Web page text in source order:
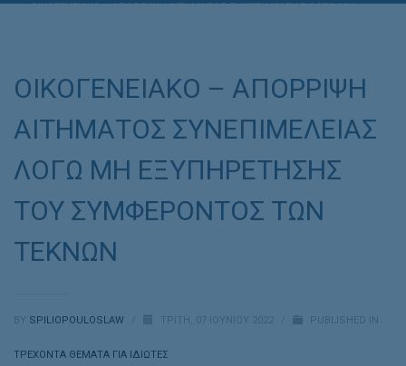
ΟΙΚΟΓΕΝΕΙΑΚΟ – ΑΠΟΡΡΙΨΗ ΑΙΤΗΜΑΤΟΣ ΣΥΝΕΠΙΜΕΛΕΙΑΣ ΛΟΓΩ ΜΗ
ΟΙΚΟΓΕΝΕΙΑΚΟ – ΑΠΟΡΡΙΨΗ
ΑΙΤΗΜΑΤΟΣ ΣΥΝΕΠΙΜΕΛΕΙΑΣ
ΛΟΓΩ ΜΗ ΕΞΥΠΗΡΕΤΗΣΗΣ
ΤΟΥ ΣΥΜΦΕΡΟΝΤΟΣ ΤΩΝ
ΤΕΚΝΩΝ
BY SPILIOPOULOSLAW ΤΡΊΤΗ, 07 ΙΟΥΝΊΟΥ 2022 PUBLISHED IN
ΤΡΕΧΟΝΤΑ ΘΕΜΑΤΑ ΓΙΑ ΙΔΙΩΤΕΣ